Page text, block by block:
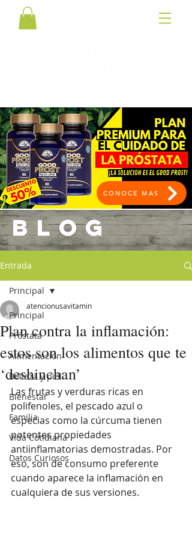
CONOCE MAS
BLOG
Entrada
Principal
Próstata
Alimentación
Belleza y piel
Bienestar
Familia
Vida Cotidiana
Datos Curiosos
Principal
Plan contra la inflamación:
estos son los alimentos que te
‘deshinchan’
atencionusavitamin
Las frutas y verduras ricas en
polifenoles, el pescado azul o
especias como la cúrcuma tienen
potentes propiedades
antiinflamatorias demostradas. Por
eso, son de consumo preferente
cuando aparece la inflamación en
cualquiera de sus versiones.